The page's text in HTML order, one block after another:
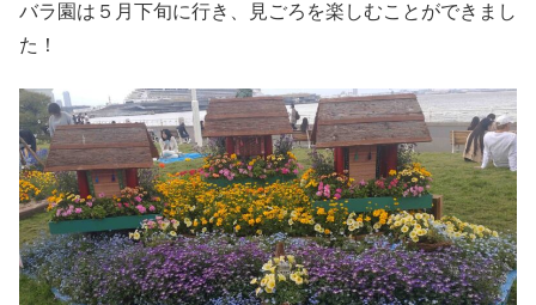
バラ園は５月下旬に行き、見ごろを楽しむことができまし
た！